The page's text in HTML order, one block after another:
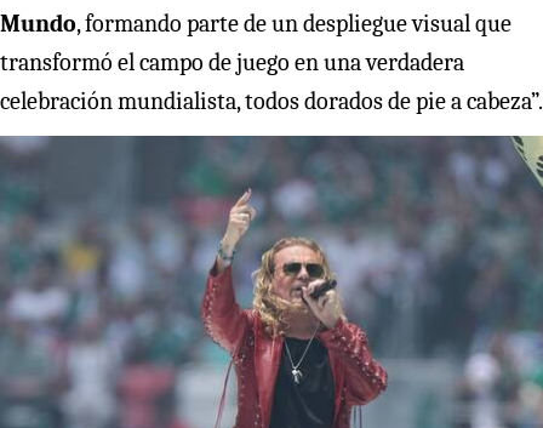
Mundo, formando parte de un despliegue visual que
transformó el campo de juego en una verdadera
celebración mundialista, todos dorados de pie a cabeza”.